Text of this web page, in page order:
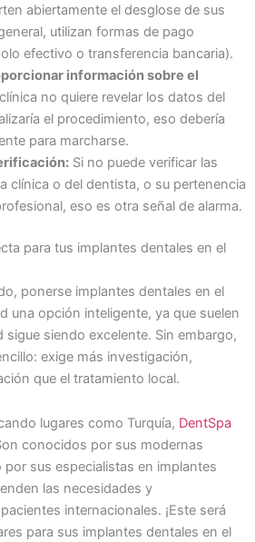
abiertamente el desglose de sus
utilizan formas de pago
efectivo o transferencia bancaria).
información sobre el
no quiere revelar los datos del
el procedimiento, eso debería
para marcharse.
Si no puede verificar las
clínica o del dentista, o su pertenencia
eso es otra señal de alarma.
para tus implantes dentales en el
ponerse implantes dentales en el
una opción inteligente, ya que suelen
sigue siendo excelente. Sin embargo,
exige más investigación,
que el tratamiento local.
lugares como Turquía, DentSpa
conocidos por sus modernas
sus especialistas en implantes
las necesidades y
internacionales. ¡Este será
para sus implantes dentales en el